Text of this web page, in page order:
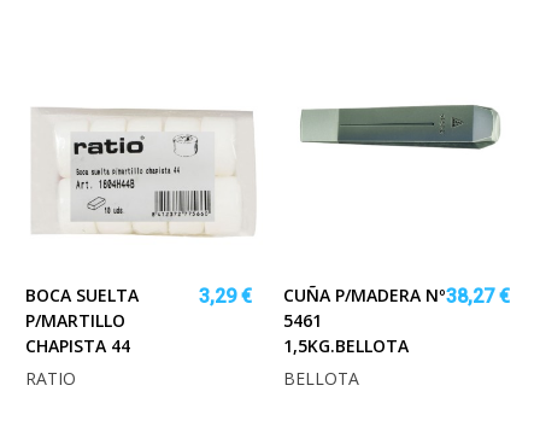
BOCA SUELTA
P/MARTILLO
CHAPISTA 44
3,29 €
RATIO
CUÑA P/MADERA Nº
5461
1,5KG.BELLOTA
38,27 €
BELLOTA